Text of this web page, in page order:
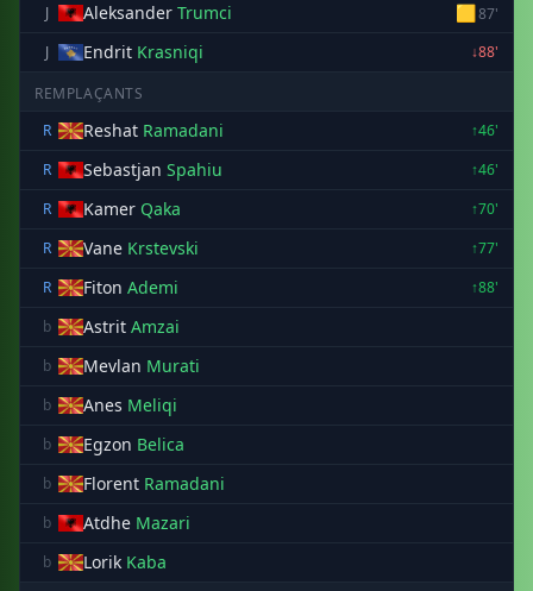
J
Aleksander Trumci 🟨87'
J
Endrit Krasniqi ↓88'
REMPLAÇANTS
R
Reshat Ramadani
↑46'
R
Sebastjan Spahiu
↑46'
R
Kamer Qaka
↑70'
R
Vane Krstevski
↑77'
R
Fiton Ademi
↑88'
b
Astrit Amzai
b Mevlan Murati
b Anes Meliqi
b Egzon Belica
b Florent Ramadani
b Atdhe Mazari
b Lorik Kaba